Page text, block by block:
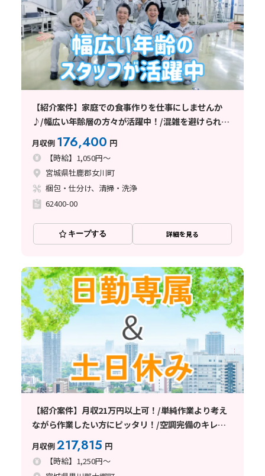
【紹介案件】家庭での食事作りを仕事にしませんか
♪/幅広い年齢層の方々が活躍中！/混雑を避けられる
シフト休日制
月収例 176,400 円
【時給】1,050円～
宮城県牡鹿郡女川町
梱包・仕分け、清掃・洗浄
62400-00
キープする 詳細を見る
【紹介案件】月収21万円以上可！/単純作業より考え
ながら作業したい方にピッタリ！/空調完備のキレイ
で快適な職場環境♪
月収例217,815 円
【時給】1,250円～